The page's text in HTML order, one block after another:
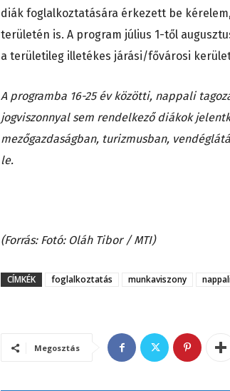
diák foglalkoztatására érkezett be
területén is. A program július 1-től
a területileg illetékes járási/fővárosi
A programba 16-25 év közötti, nappali
jogviszonnyal sem rendelkező diákok
mezőgazdaságban, turizmusban,
le.
(Forrás: Fotó: Oláh Tibor / MTI)
CÍMKÉK foglalkoztatás munkaviszony
Megosztás